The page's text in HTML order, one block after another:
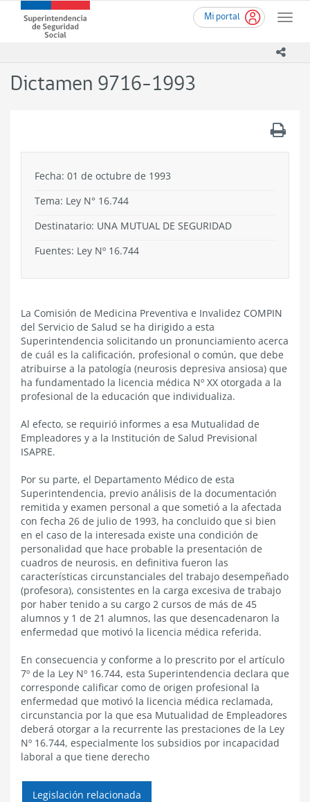
contenido
Mi portal
Toggle
Superintendencia
de
-
Dictamen 9716-1993
Fecha: 01 de octubre de 1993
Tema: Ley N° 16.744
Destinatario: UNA MUTUAL DE SEGURIDAD
Fuentes: Ley Nº 16.744
La Comisión de Medicina Preventiva e Invalidez COMPIN
del Servicio de Salud se ha dirigido a esta
Superintendencia solicitando un pronunciamiento acerca
de cuál es la calificación, profesional o común, que debe
atribuirse a la patología (neurosis depresiva ansiosa) que
ha fundamentado la licencia médica Nº XX otorgada a la
profesional de la educación que individualiza.
Al efecto, se requirió informes a esa Mutualidad de
Empleadores y a la Institución de Salud Previsional
ISAPRE.
Por su parte, el Departamento Médico de esta
Superintendencia, previo análisis de la documentación
remitida y examen personal a que sometió a la afectada
con fecha 26 de julio de 1993, ha concluido que si bien
en el caso de la interesada existe una condición de
personalidad que hace probable la presentación de
cuadros de neurosis, en definitiva fueron las
características circunstanciales del trabajo desempeñado
(profesora), consistentes en la carga excesiva de trabajo
por haber tenido a su cargo 2 cursos de más de 45
alumnos y 1 de 21 alumnos, las que desencadenaron la
enfermedad que motivó la licencia médica referida.
En consecuencia y conforme a lo prescrito por el artículo
7º de la Ley Nº 16.744, esta Superintendencia declara que
corresponde calificar como de origen profesional la
enfermedad que motivó la licencia médica reclamada,
circunstancia por la que esa Mutualidad de Empleadores
deberá otorgar a la recurrente las prestaciones de la Ley
Nº 16.744, especialmente los subsidios por incapacidad
laboral a que tiene derecho
Legislación relacionada